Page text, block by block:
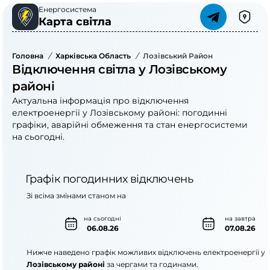
Енергосистема
Карта світла
Головна / Харківська Область / Лозівський Район
Відключення світла у Лозівському
районі
Актуальна інформація про відключення
електроенергії у Лозівському районі: погодинні
графіки, аварійні обмеження та стан енергосистеми
на сьогодні.
Графік погодинних відключень
на сьогодні
06.08.26
на завтра
07.08.26
Зі всіма змінами станом на
Нижче наведено графік можливих відключень електроенергії у
Лозівському районі за чергами та годинами.